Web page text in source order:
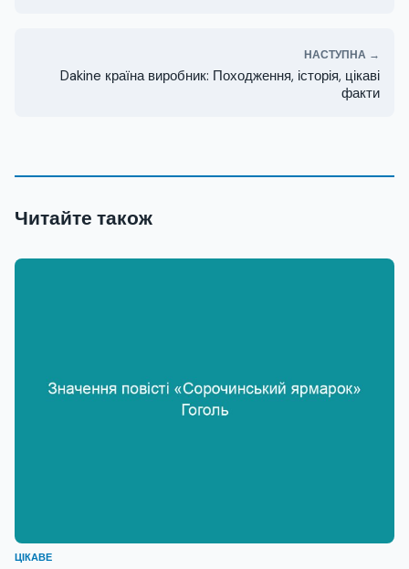
НАСТУПНА →
Dakine країна виробник: Походження, історія, цікаві
факти
Читайте також
ЦІКАВЕ